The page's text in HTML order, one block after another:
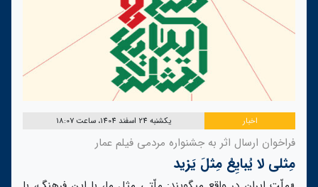
اخبار یکشنبه 24 اسفند 1404، ساعت 18:07
فراخوان ارسال اثر به جشنواره مردمی فیلم عمار
مِثلی لا یُبایِعُ مِثلَ یَزید